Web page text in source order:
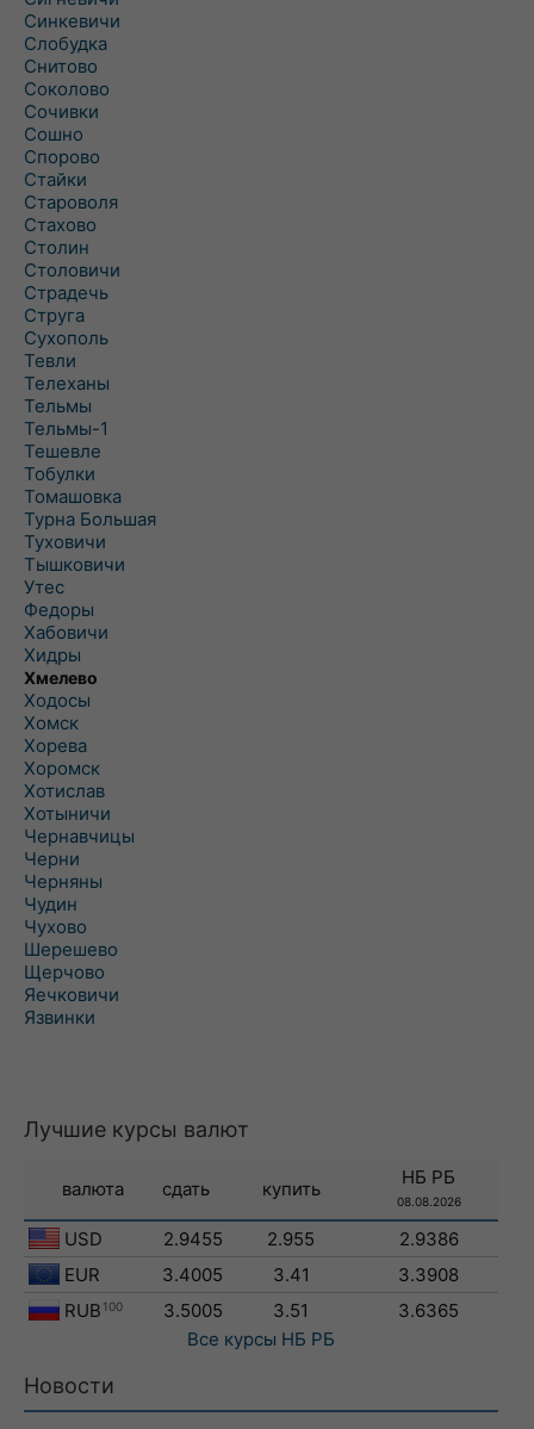
Синкевичи
Слобудка
Снитово
Соколово
Сочивки
Сошно
Спорово
Стайки
Староволя
Стахово
Столин
Столовичи
Страдечь
Струга
Сухополь
Тевли
Телеханы
Тельмы
Тельмы-1
Тешевле
Тобулки
Томашовка
Турна Большая
Туховичи
Тышковичи
Утес
Федоры
Хабовичи
Хидры
Хмелево
Ходосы
Хомск
Хорева
Хоромск
Хотислав
Хотыничи
Чернавчицы
Черни
Черняны
Чудин
Чухово
Шерешево
Щерчово
Яечковичи
Язвинки
Лучшие курсы валют
валюта сдать купить
НБ РБ
08.08.2026
USD 2.9455 2.955
2.9386
EUR
3.4005 3.41
3.3908
RUB 100 3.5005 3.51
3.6365
Все курсы НБ РБ
Новости